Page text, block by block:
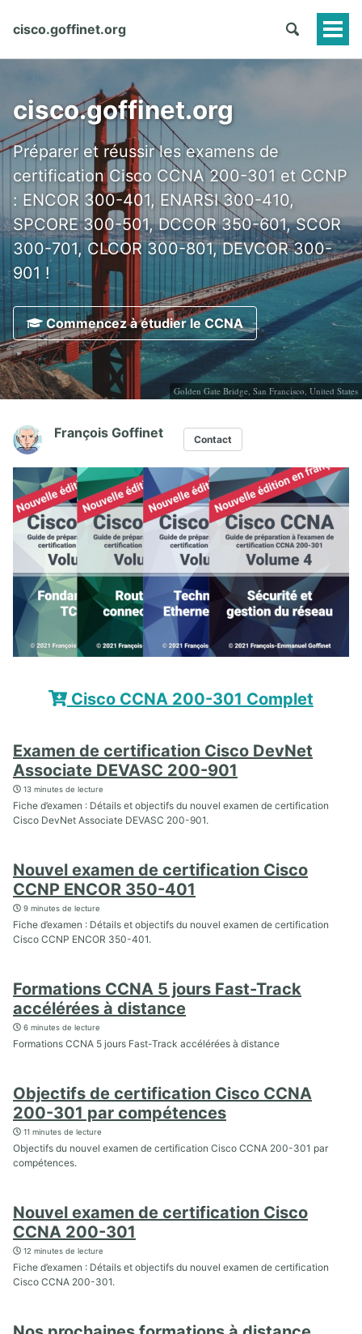
cisco.goffinet.org
cisco.goffinet.org
Préparer et réussir les examens de
certification Cisco CCNA 200-301 et CCNP
: ENCOR 300-401, ENARSI 300-410,
SPCORE 300-501, DCCOR 350-601, SCOR
300-701, CLCOR 300-801, DEVCOR 300-
901 !
Commencez à étudier le CCNA
Golden Gate Bridge, San Francisco, United States
François Goffinet Contact
Cisco CCNA 200-301 Complet
Examen de certification Cisco DevNet
Associate DEVASC 200-901
13 minutes de lecture
Fiche d’examen : Détails et objectifs du nouvel examen de certification
Cisco DevNet Associate DEVASC 200-901.
Nouvel examen de certification Cisco
CCNP ENCOR 350-401
9 minutes de lecture
Fiche d’examen : Détails et objectifs du nouvel examen de certification
Cisco CCNP ENCOR 350-401.
Formations CCNA 5 jours Fast-Track
accélérées à distance
6 minutes de lecture
Formations CCNA 5 jours Fast-Track accélérées à distance
Objectifs de certification Cisco CCNA
200-301 par compétences
11 minutes de lecture
Objectifs du nouvel examen de certification Cisco CCNA 200-301 par
compétences.
Nouvel examen de certification Cisco
CCNA 200-301
12 minutes de lecture
Fiche d’examen : Détails et objectifs du nouvel examen de certification
Cisco CCNA 200-301.